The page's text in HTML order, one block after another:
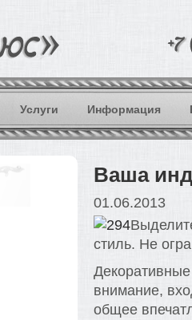
Услуги Информация
Ваша
01.06.2013
стиль. Не
внимание,
общее